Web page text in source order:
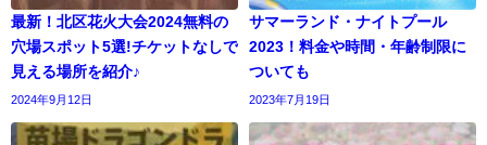
最新！北区花火大会2024無料の
穴場スポット5選!チケットなしで
見える場所を紹介♪
2024年9月12日
サマーランド・ナイトプール
2023！料金や時間・年齢制限に
ついても
2023年7月19日